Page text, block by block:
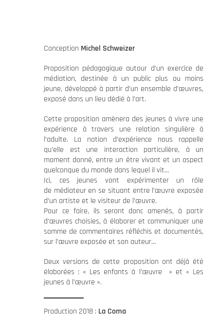
Conception Michel Schweizer
Proposition pédagogique autour d’un exercice de
médiation, destinée à un public plus ou moins
jeune, développé à partir d’un ensemble d’œuvres,
exposé dans un lieu dédié à l’art.
Cette proposition amènera des jeunes à vivre une
expérience à travers une relation singulière à
l’adulte. La notion d’expérience nous rappelle
qu’elle est une interaction particulière, à un
moment donné, entre un être vivant et un aspect
quelconque du monde dans lequel il vit…
Ici, ces jeunes vont expérimenter un rôle
de médiateur en se situant entre l’œuvre exposée
d’un artiste et le visiteur de l’œuvre.
Pour ce faire, ils seront donc amenés, à partir
d’œuvres choisies, à élaborer et communiquer une
somme de commentaires réfléchis et documentés,
sur l’œuvre exposée et son auteur…
Deux versions de cette proposition ont déjà été
élaborées : « Les enfants à l’œuvre » et « Les
jeunes à l’œuvre ».
Production 2018 : La Coma